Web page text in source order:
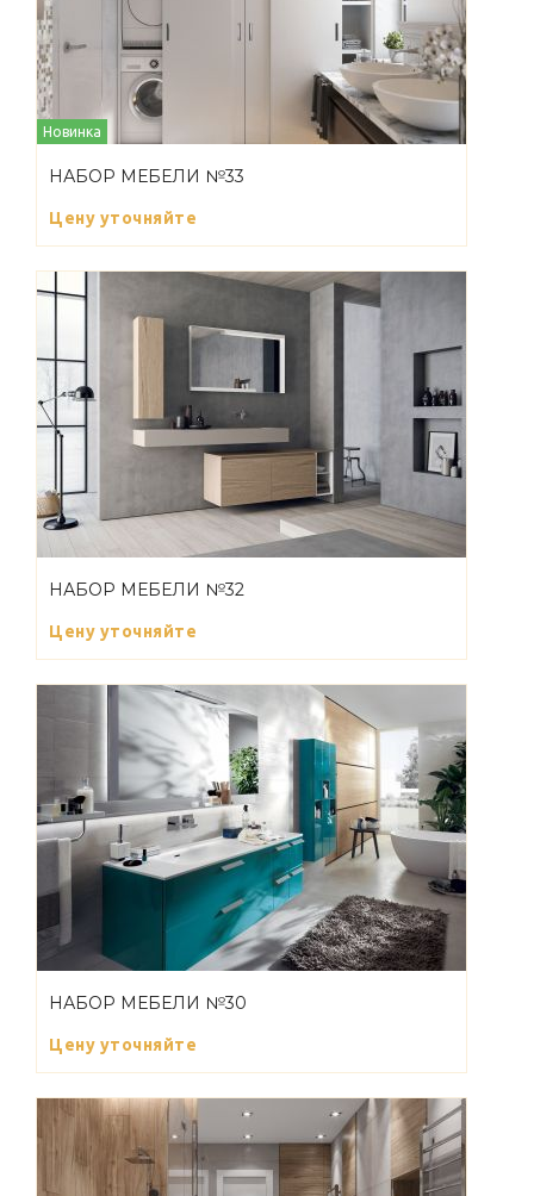
Новинка
НАБОР МЕБЕЛИ №33
Цену уточняйте
НАБОР МЕБЕЛИ №32
Цену уточняйте
НАБОР МЕБЕЛИ №30
Цену уточняйте